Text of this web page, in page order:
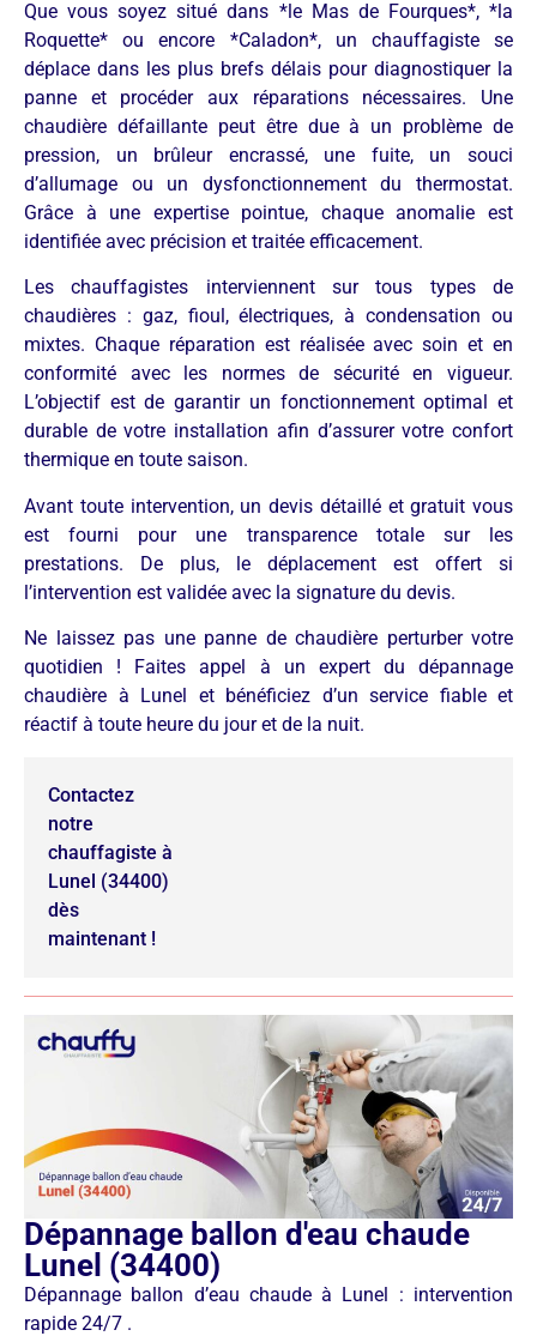
Que vous soyez situé dans *le Mas de Fourques*, *la
Roquette* ou encore *Caladon*, un chauffagiste se
déplace dans les plus brefs délais pour diagnostiquer la
panne et procéder aux réparations nécessaires. Une
chaudière défaillante peut être due à un problème de
pression, un brûleur encrassé, une fuite, un souci
d’allumage ou un dysfonctionnement du thermostat.
Grâce à une expertise pointue, chaque anomalie est
identifiée avec précision et traitée efficacement.
Les chauffagistes interviennent sur tous types de
chaudières : gaz, fioul, électriques, à condensation ou
mixtes. Chaque réparation est réalisée avec soin et en
conformité avec les normes de sécurité en vigueur.
L’objectif est de garantir un fonctionnement optimal et
durable de votre installation afin d’assurer votre confort
thermique en toute saison.
Avant toute intervention, un devis détaillé et gratuit vous
est fourni pour une transparence totale sur les
prestations. De plus, le déplacement est offert si
l’intervention est validée avec la signature du devis.
Ne laissez pas une panne de chaudière perturber votre
quotidien ! Faites appel à un expert du dépannage
chaudière à Lunel et bénéficiez d’un service fiable et
réactif à toute heure du jour et de la nuit.
Contactez
notre
chauffagiste à
Lunel (34400)
dès
maintenant !
Dépannage ballon d'eau chaude
Lunel (34400)
Dépannage ballon d’eau chaude à Lunel : intervention
rapide 24/7 .